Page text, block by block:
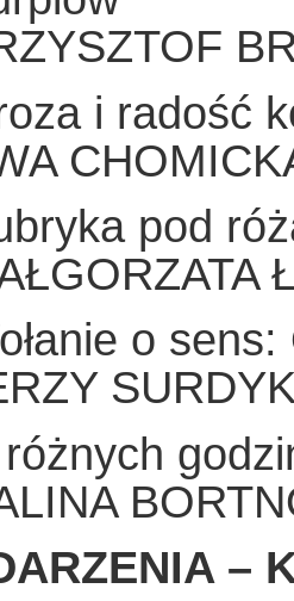
i radość
pod
o
–